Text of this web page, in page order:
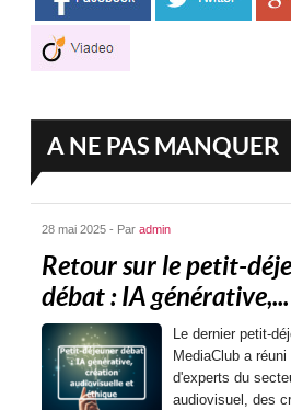
A NE PAS MANQUER
28 mai 2025 - Paradmin
Retour sur le petit-
débat : IA générative,...
Le dernier petit-
MediaClub a réuni
d'experts du
audiovisuel, des